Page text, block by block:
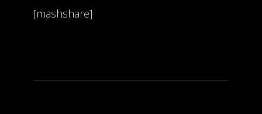
[mashshare]